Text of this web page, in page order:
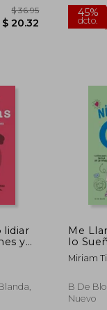
lidiar
y
Me
lo
Miriam
B De
Nuevo